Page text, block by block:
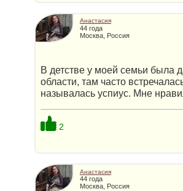
Анастасия
44 года
Москва, Россия
В детстве у моей семьи была
области, там часто
называлась успиус. Мне
2
Анастасия
44 года
Москва, Россия